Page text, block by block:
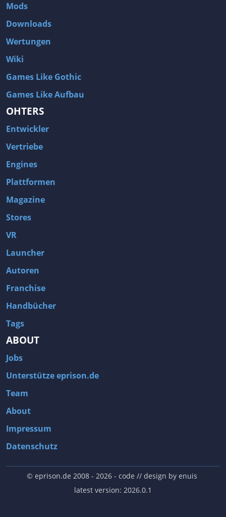
Mods
Downloads
Wertungen
Wiki
Games Like Gothic
Games Like Aufbau
OHTERS
Entwickler
Vertriebe
Engines
Plattformen
Magazine
Stores
VR
Launcher
Autoren
Franchise
Handbücher
Tags
ABOUT
Jobs
Unterstütze eprison.de
Team
About
Impressum
Datenschutz
© eprison.de 2008 - 2026- code // design by enuis
latest version: 2026.0.1